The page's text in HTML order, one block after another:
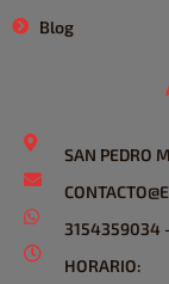
Blog
SAN PEDRO
3154359034
HORARIO: